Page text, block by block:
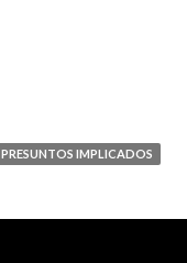
PRESUNTOS IMPLICADOS